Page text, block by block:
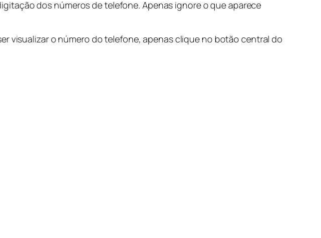
dos números de telefone. Apenas ignore o que aparece
visualizar o número do telefone, apenas clique no botão central do